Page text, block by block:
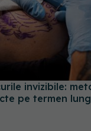
invizibile:
pe termen lung